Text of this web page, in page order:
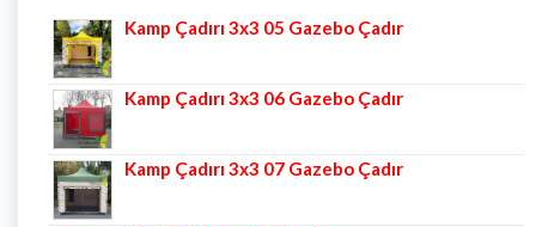
Kamp Çadırı 3x3 05 Gazebo Çadır
Kamp Çadırı 3x3 06 Gazebo Çadır
Kamp Çadırı 3x3 07 Gazebo Çadır